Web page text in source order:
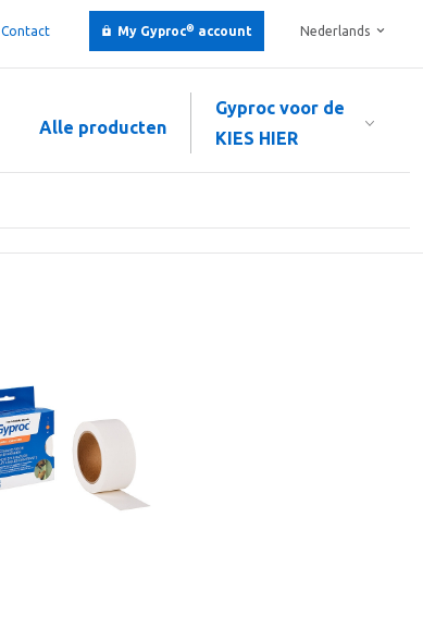
Nederlands
Contact My Gyproc® account
Gyproc voor de
KIES HIER
Alle producten